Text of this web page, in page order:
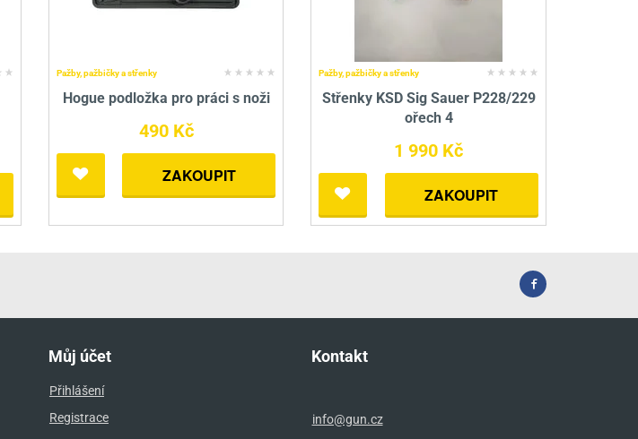
Pažby, pažbičky a střenky
Hogue podložka pro práci s noži
490 Kč
ZAKOUPIT
Pažby, pažbičky a střenky
Střenky KSD Sig Sauer P228/229
ořech 4
1 990 Kč
ZAKOUPIT
Můj účet
Přihlášení
Registrace
Kontakt
info@gun.cz